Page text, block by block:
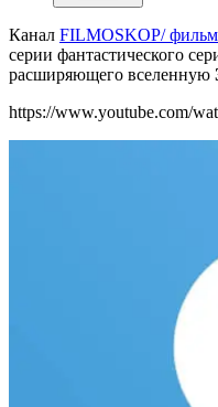
Канал FILMOSKOP/
серии фантастического
расширяющего вселенную
https://www.youtube.com/